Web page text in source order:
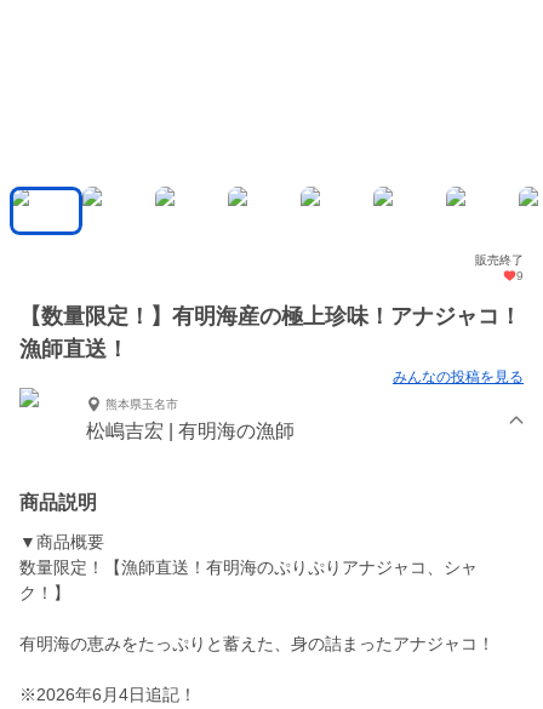
販売終了
9
【数量限定！】有明海産の極上珍味！アナジャコ！
漁師直送！
みんなの投稿を見る
熊本県玉名市
松嶋吉宏 | 有明海の漁師
商品説明
▼商品概要
数量限定！【漁師直送！有明海のぷりぷりアナジャコ、シャ
ク！】
有明海の恵みをたっぷりと蓄えた、身の詰まったアナジャコ！
※2026年6月4日追記！